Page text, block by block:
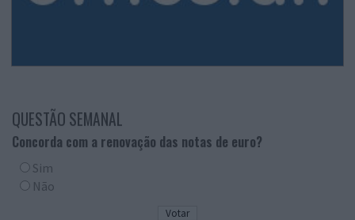
QUESTÃO SEMANAL
Concorda com a renovação das notas de euro?
Sim
Não